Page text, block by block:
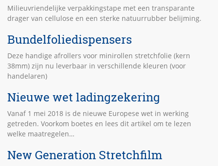
Milieuvriendelijke verpakkingstape met een transparante
drager van cellulose en een sterke natuurrubber belijming.
Bundelfoliedispensers
Deze handige afrollers voor minirollen stretchfolie (kern
38mm) zijn nu leverbaar in verschillende kleuren (voor
handelaren)
Nieuwe wet ladingzekering
Vanaf 1 mei 2018 is de nieuwe Europese wet in werking
getreden. Voorkom boetes en lees dit artikel om te lezen
welke maatregelen…
New Generation Stretchfilm